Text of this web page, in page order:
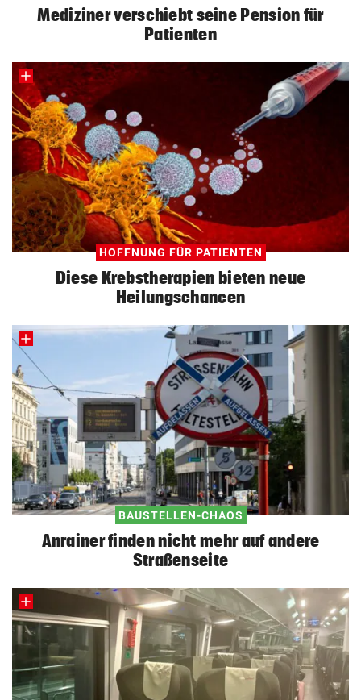
Mediziner verschiebt seine Pension für
Patienten
HOFFNUNG FÜR PATIENTEN
Diese Krebstherapien bieten neue
Heilungschancen
BAUSTELLEN-CHAOS
Anrainer finden nicht mehr auf andere
Straßenseite